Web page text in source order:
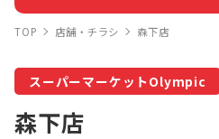
トコポン
TOP 店舗・チラシ 森下店
スーパーマーケットOlympic
森下店